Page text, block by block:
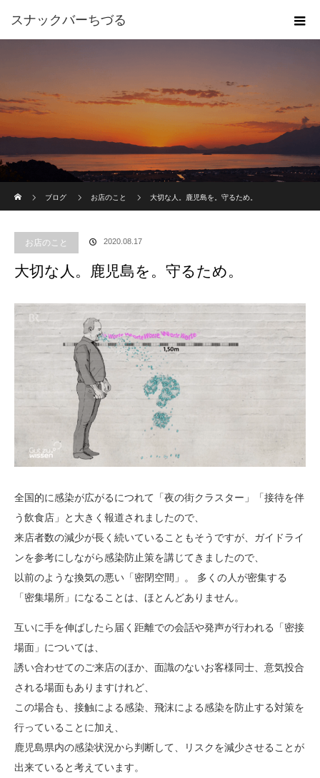
スナックバーちづる
ブログ
お店のこと 大切な人。鹿児島を。守るため。
お店のこと 2020.08.17
大切な人。鹿児島を。守るため。
全国的に感染が広がるにつれて「夜の街クラスター」「接待を伴
う飲食店」と大きく報道されましたので、
来店者数の減少が長く続いていることもそうですが、ガイドライ
ンを参考にしながら感染防止策を講じてきましたので、
以前のような換気の悪い「密閉空間」。 多くの人が密集する
「密集場所」になることは、ほとんどありません。
互いに手を伸ばしたら届く距離での会話や発声が行われる「密接
場面」については、
誘い合わせてのご来店のほか、面識のないお客様同士、意気投合
される場面もありますけれど、
この場合も、接触による感染、飛沫による感染を防止する対策を
行っていることに加え、
鹿児島県内の感染状況から判断して、リスクを減少させることが
出来ていると考えています。